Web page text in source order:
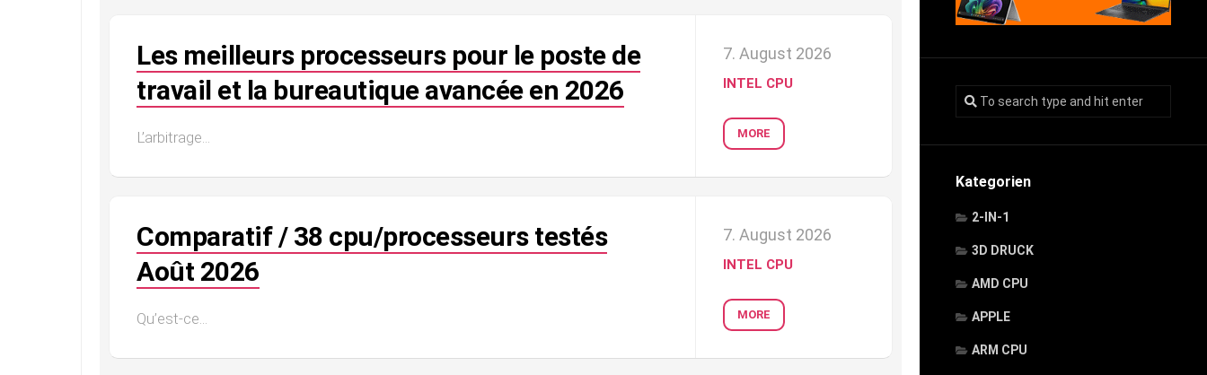
Kategorien
2-IN-1
3D DRUCK
AMD CPU
APPLE
ARM CPU
Les meilleurs processeurs pour le poste de
travail et la bureautique avancée en 2026
L’arbitrage...
7. August 2026
INTEL CPU
MORE
Comparatif / 38 cpu/processeurs testés
Août 2026
Qu’est-ce...
7. August 2026
INTEL CPU
MORE